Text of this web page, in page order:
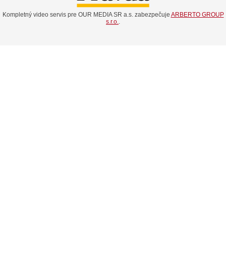
Kompletný video servis pre OUR MEDIA SR a.s. zabezpečuje ARBERTO GROUP
s.r.o..